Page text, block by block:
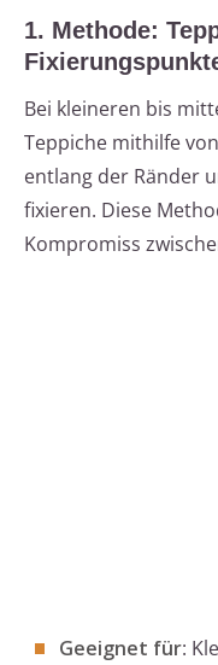
1. Methode:
Bei kleineren bis
Teppiche mithilfe
entlang der Ränder
fixieren. Diese
Kompromiss
Geeignet für: